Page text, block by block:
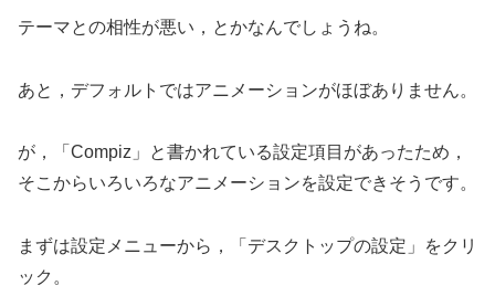
テーマとの相性が悪い，とかなんでしょうね。
あと，デフォルトではアニメーションがほぼありません。
が，「Compiz」と書かれている設定項目があったため，
そこからいろいろなアニメーションを設定できそうです。
まずは設定メニューから，「デスクトップの設定」をクリ
ック。